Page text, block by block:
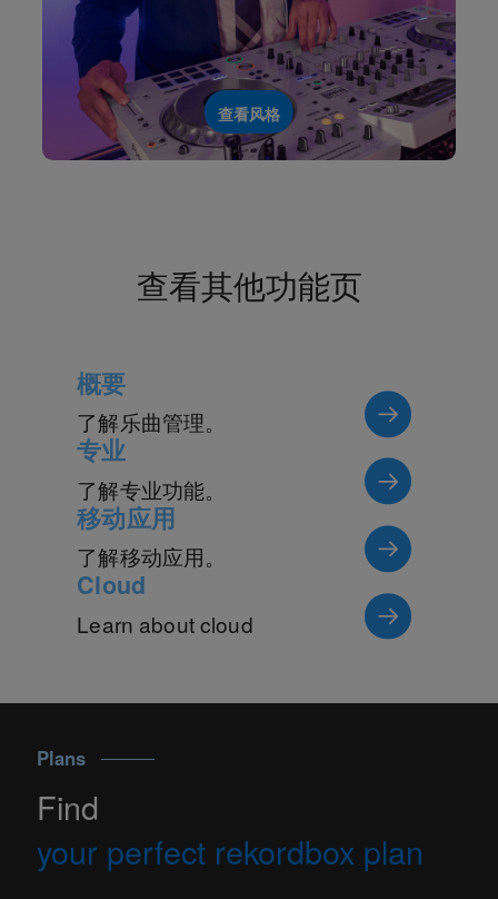
查看风格
查看其他功能页
概要
了解乐曲管理。
专业
了解专业功能。
移动应用
了解移动应用。
Cloud
Learn about cloud
Plans
Find
your perfect rekordbox plan